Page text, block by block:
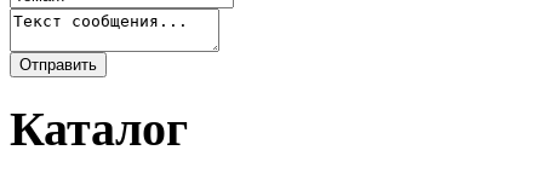
Каталог